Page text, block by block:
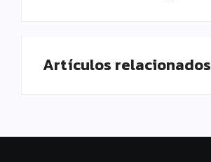
Artículos relacionados